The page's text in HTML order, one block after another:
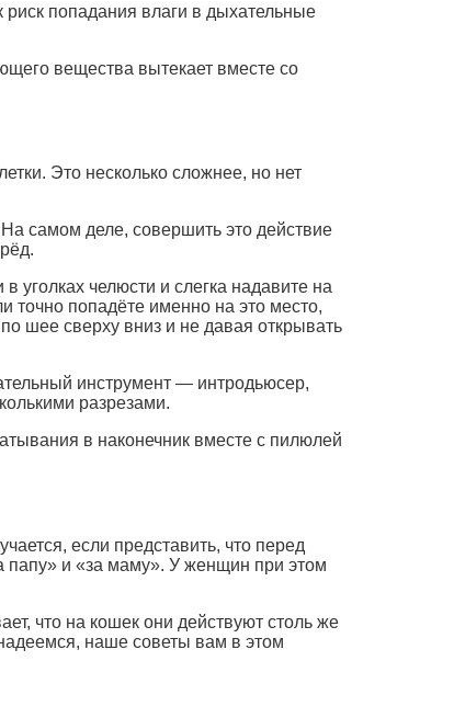
риск попадания влаги в дыхательные
вещества вытекает вместе со
Это несколько сложнее, но нет
самом деле, совершить это действие
уголках челюсти и слегка надавите на
точно попадёте именно на это место,
шее сверху вниз и не давая открывать
инструмент — интродьюсер,
разрезами.
в наконечник вместе с пилюлей
если представить, что перед
папу» и «за маму». У женщин при этом
что на кошек они действуют столь же
наше советы вам в этом